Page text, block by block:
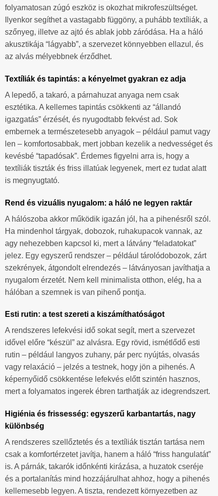
folyamatosan zúgó eszköz is okozhat mikrofeszültséget.
Ilyenkor segíthet a vastagabb függöny, a puhább textíliák, a
szőnyeg, illetve az ajtó és ablak jobb záródása. Ha a háló
akusztikája “lágyabb”, a szervezet könnyebben ellazul, és
az alvás mélyebbnek érződhet.
Textíliák és tapintás: a kényelmet gyakran ez adja
A lepedő, a takaró, a párnahuzat anyaga nem csak
esztétika. A kellemes tapintás csökkenti az “állandó
igazgatás” érzését, és nyugodtabb fekvést ad. Sok
embernek a természetesebb anyagok – például pamut vagy
len – komfortosabbak, mert jobban kezelik a nedvességet és
kevésbé “tapadósak”. Érdemes figyelni arra is, hogy a
textíliák tiszták és friss illatúak legyenek, mert ez tudat alatt
is megnyugtató.
Rend és vizuális nyugalom: a háló ne legyen raktár
A hálószoba akkor működik igazán jól, ha a pihenésről szól.
Ha mindenhol tárgyak, dobozok, ruhakupacok vannak, az
agy nehezebben kapcsol ki, mert a látvány “feladatokat”
jelez. Egy egyszerű rendszer – például tárolódobozok, zárt
szekrények, átgondolt elrendezés – látványosan javíthatja a
nyugalom érzetét. Nem kell minimalista otthon, elég, ha a
hálóban a szemnek is van pihenő pontja.
Esti rutin: a test szereti a kiszámíthatóságot
A rendszeres lefekvési idő sokat segít, mert a szervezet
idővel előre “készül” az alvásra. Egy rövid, ismétlődő esti
rutin – például langyos zuhany, pár perc nyújtás, olvasás
vagy relaxáció – jelzés a testnek, hogy jön a pihenés. A
képernyőidő csökkentése lefekvés előtt szintén hasznos,
mert a folyamatos ingerek ébren tarthatják az idegrendszert.
Higiénia és frissesség: egyszerű karbantartás, nagy
különbség
A rendszeres szellőztetés és a textíliák tisztán tartása nem
csak a komfortérzetet javítja, hanem a háló “friss hangulatát”
is. A párnák, takarók időnkénti kirázása, a huzatok cseréje
és a portalanítás mind hozzájárulhat ahhoz, hogy a pihenés
kellemesebb legyen. A tiszta, rendezett környezetben az